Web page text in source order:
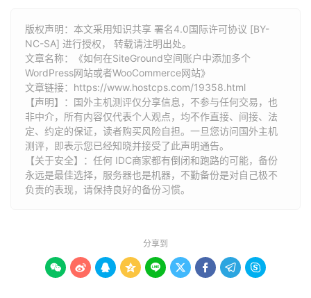
版权声明：本文采用知识共享 署名4.0国际许可协议 [BY-
NC-SA] 进行授权， 转载请注明出处。
文章名称：《如何在SiteGround空间账户中添加多个
WordPress网站或者WooCommerce网站》
文章链接： https://www.hostcps.com/19358.html
【声明】：国外主机测评仅分享信息，不参与任何交易，也
非中介，所有内容仅代表个人观点，均不作直接、间接、法
定、约定的保证，读者购买风险自担。一旦您访问国外主机
测评，即表示您已经知晓并接受了此声明通告。
【关于安全】：任何 IDC商家都有倒闭和跑路的可能，备份
永远是最佳选择，服务器也是机器，不勤备份是对自己极不
负责的表现，请保持良好的备份习惯。
分享到
        